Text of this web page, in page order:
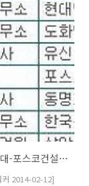
건설 부문에서는
빅4자리를 차지
코, 한화건설이
대산..
[건설워커 랭킹 2014년 2월] 삼성-대우-현대-포스코건설 순
커 2014-02-12]